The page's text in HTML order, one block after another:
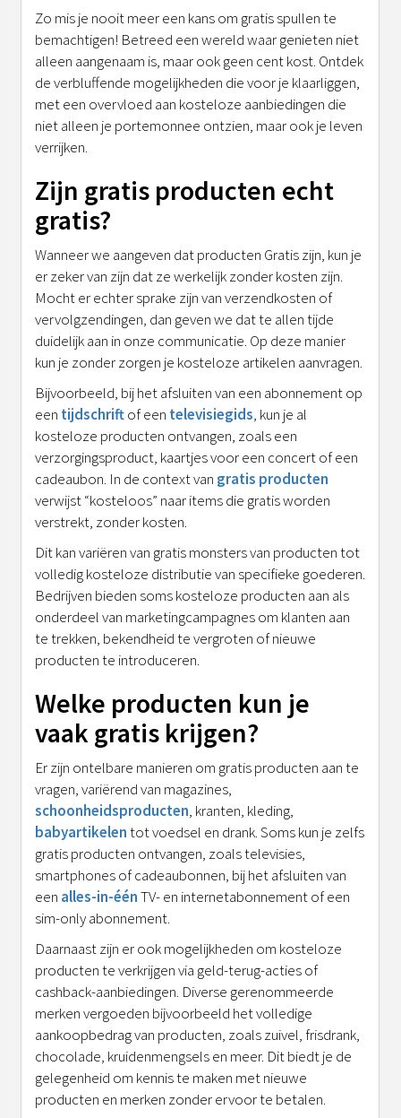
Zo mis je nooit meer een kans om gratis spullen te
bemachtigen! Betreed een wereld waar genieten niet
alleen aangenaam is, maar ook geen cent kost. Ontdek
de verbluffende mogelijkheden die voor je klaarliggen,
met een overvloed aan kosteloze aanbiedingen die
niet alleen je portemonnee ontzien, maar ook je leven
verrijken.
Zijn gratis producten echt
gratis?
Wanneer we aangeven dat producten Gratis zijn, kun je
er zeker van zijn dat ze werkelijk zonder kosten zijn.
Mocht er echter sprake zijn van verzendkosten of
vervolgzendingen, dan geven we dat te allen tijde
duidelijk aan in onze communicatie. Op deze manier
kun je zonder zorgen je kosteloze artikelen aanvragen.
Bijvoorbeeld, bij het afsluiten van een abonnement op
een tijdschriftof een televisiegids, kun je al
kosteloze producten ontvangen, zoals een
verzorgingsproduct, kaartjes voor een concert of een
cadeaubon. In de context van gratis producten
verwijst “kosteloos” naar items die gratis worden
verstrekt, zonder kosten.
Dit kan variëren van gratis monsters van producten tot
volledig kosteloze distributie van specifieke goederen.
Bedrijven bieden soms kosteloze producten aan als
onderdeel van marketingcampagnes om klanten aan
te trekken, bekendheid te vergroten of nieuwe
producten te introduceren.
Welke producten kun je
vaak gratis krijgen?
Er zijn ontelbare manieren om gratis producten aan te
vragen, variërend van magazines,
schoonheidsproducten, kranten, kleding,
babyartikelentot voedsel en drank. Soms kun je zelfs
gratis producten ontvangen, zoals televisies,
smartphones of cadeaubonnen, bij het afsluiten van
een alles-in-éénTV- en internetabonnement of een
sim-only abonnement.
Daarnaast zijn er ook mogelijkheden om kosteloze
producten te verkrijgen via geld-terug-acties of
cashback-aanbiedingen. Diverse gerenommeerde
merken vergoeden bijvoorbeeld het volledige
aankoopbedrag van producten, zoals zuivel, frisdrank,
chocolade, kruidenmengsels en meer. Dit biedt je de
gelegenheid om kennis te maken met nieuwe
producten en merken zonder ervoor te betalen.